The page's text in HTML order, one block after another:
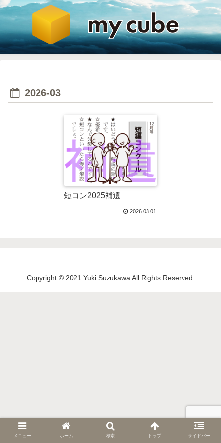
2026-03
短コン2025補遺
2026.03.01
Copyright © 2021 Yuki Suzukawa All Rights Reserved.
メニュー ホーム 検索 トップ サイドバー